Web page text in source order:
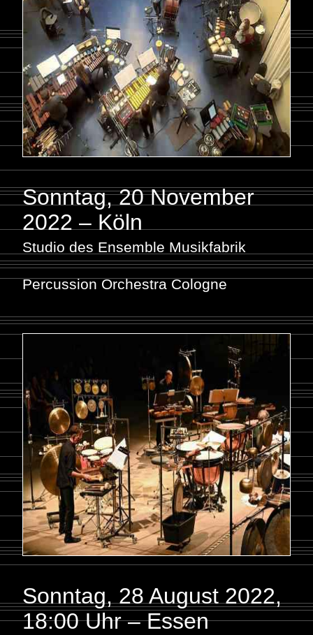
Sonntag, 20 November
2022 – Köln
Studio des Ensemble Musikfabrik
Percussion Orchestra Cologne
Sonntag, 28 August 2022,
18:00 Uhr – Essen